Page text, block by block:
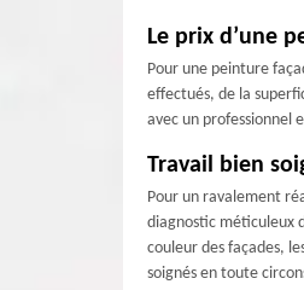
Le prix d’une
Pour une peinture
effectués, de la
avec un professionnel
Travail bien
Pour un ravalement
diagnostic méticuleux
couleur des façades,
soignés en toute